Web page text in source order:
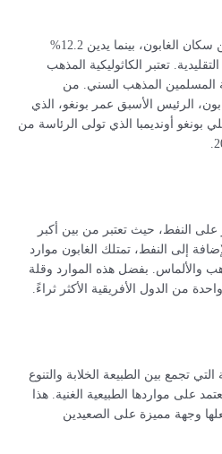
يمثل المسيحيون حوالي 75% من سكان الغابون، بينما يدين 12.2%
التقليدية. تعتبر الكاثوليكية المذهب
المسلمين المذهب السني. من
الرئيس الأسبق عمر بونغو، الذي
في 1973، وابنه علي بونغو أونديمبا الذي تولى الرئاسة من
على النفط، حيث تعتبر من بين أكبر
إلى النفط، تمتلك الغابون موارد
والألماس. بفضل هذه الموارد وقلة
من الدول الأفريقية الأكثر ثراءً.
تجمع بين الطبيعة الخلابة والتنوع
على مواردها الطبيعية الغنية. هذا
وجهة مميزة على الصعيدين